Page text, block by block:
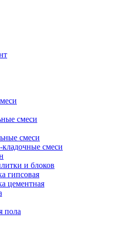
смеси
смеси
смеси
и блоков
гипсовая
цементная
пола